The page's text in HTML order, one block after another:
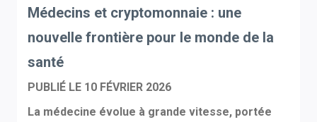
Médecins et cryptomonnaie : une
nouvelle frontière pour le monde de la
santé
PUBLIÉ LE 10 FÉVRIER 2026
La médecine évolue à grande vitesse, portée